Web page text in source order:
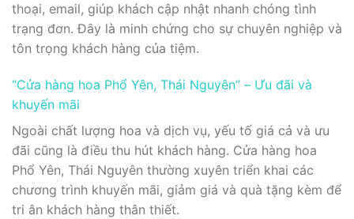
thoại, email, giúp khách cập nhật nhanh chóng tình
trạng đơn. Đây là minh chứng cho sự chuyên nghiệp và
tôn trọng khách hàng của tiệm.
“Cửa hàng hoa Phổ Yên, Thái Nguyên” – Ưu đãi và
khuyến mãi
Ngoài chất lượng hoa và dịch vụ, yếu tố giá cả và ưu
đãi cũng là điều thu hút khách hàng. Cửa hàng hoa
Phổ Yên, Thái Nguyên thường xuyên triển khai các
chương trình khuyến mãi, giảm giá và quà tặng kèm để
tri ân khách hàng thân thiết.